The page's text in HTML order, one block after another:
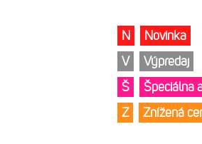
N
Novinka
V
Výpredaj
Š
Špeciálna
Z
Znížená